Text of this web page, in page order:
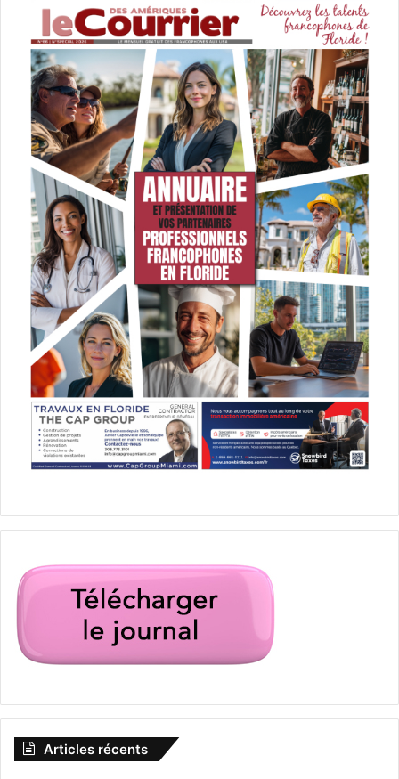
Articles récents